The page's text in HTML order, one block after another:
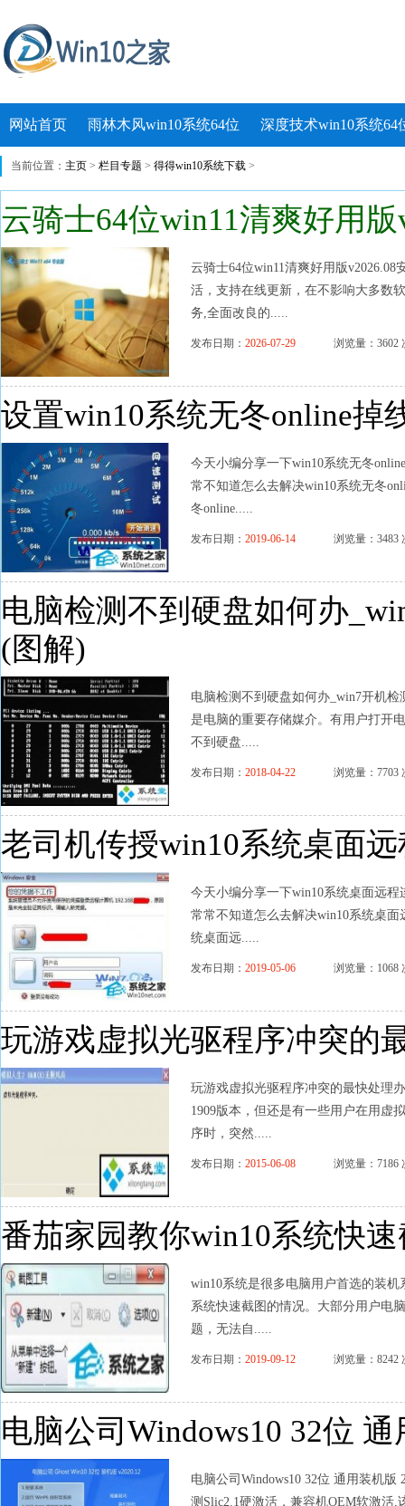
网站首页 雨林木风win10系统64位 深度技术win10系统64
当前位置： 主页 > 栏目专题 > 得得win10系统下载 >
云骑士64位win11清爽好用版
云骑士64位win11清爽好用版
活，支持在线更新，在不影响大多数
务,全面改良的.....
发布日期： 2026-07-29 浏览量：3602
设置win10系统无冬online掉
今天小编分享一下win10系统无冬
常不知道怎么去解决win10系统无冬
冬online.....
发布日期： 2019-06-14 浏览量：3483
电脑检测不到硬盘如何办
(图解)
电脑检测不到硬盘如何办_win7开机
是电脑的重要存储媒介。有用户打开
不到硬盘.....
发布日期： 2018-04-22 浏览量：7703
老司机传授win10系统桌面
今天小编分享一下win10系统桌面远
常常不知道怎么去解决win10系统桌
统桌面远.....
发布日期： 2019-05-06 浏览量：1068
玩游戏虚拟光驱程序冲突的
玩游戏虚拟光驱程序冲突的最快处理
1909版本，但还是有一些用户在用虚
序时，突然.....
发布日期： 2015-06-08 浏览量：7186
番茄家园教你win10系统快
win10系统是很多电脑用户首选的装
系统快速截图的情况。大部分用户电
题，无法自.....
发布日期： 2019-09-12 浏览量：8242
电脑公司Windows10 32位
电脑公司Windows10 32位 通用装机
测Slic2.1硬激活，兼容机OEM软激活